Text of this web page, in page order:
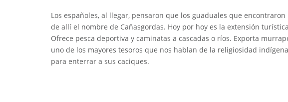
Los españoles, al llegar, pensaron que los guaduales que
de allí el nombre de Cañasgordas. Hoy por hoy es la extensión
Ofrece pesca deportiva y caminatas a cascadas o ríos. Exporta
uno de los mayores tesoros que nos hablan de la religiosidad
para enterrar a sus caciques.